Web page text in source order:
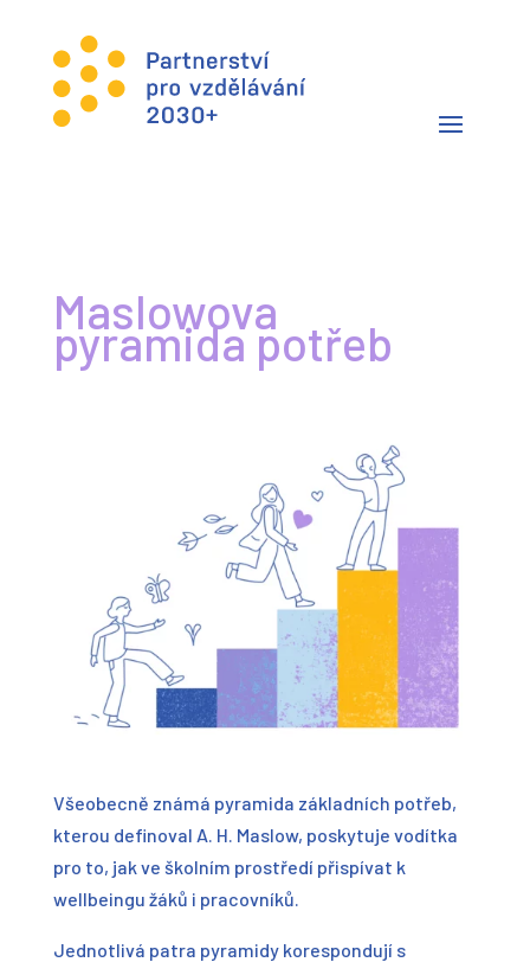
Maslowova
pyramida potřeb
Všeobecně známá pyramida základních potřeb,
kterou definoval A. H. Maslow, poskytuje vodítka
pro to, jak ve školním prostředí přispívat k
wellbeingu žáků i pracovníků.
Jednotlivá patra pyramidy korespondují s